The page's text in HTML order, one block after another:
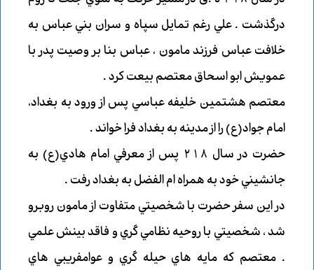
درگذشت .علي رغم تمايل سپاه و سران بني عباس به
خلافت عباس فرزند مامون ، عباس بنا بر وصيت پدر با
عمويش ابو اسحاق معتصم بيعت كرد .
معتصم هشتمين خليفه عباسي پس از ورود به بغداد،
امام جواد(ع) را از مدينه به بغداد فرا خواند .
حضرت در سال 218 پس از معرفي امام هادي(ع) به
جانشيني خود به همراه ام الفضل به بغداد رفت .
در اين سفر حضرت با شخصيتي متفاوت از مامون روبرو
شد ، شخصيتي با روحيه نظامي گري و فاقد بينش علمي
. معتصم كه مايه هاي حيله گري و عوامفريبي هاي